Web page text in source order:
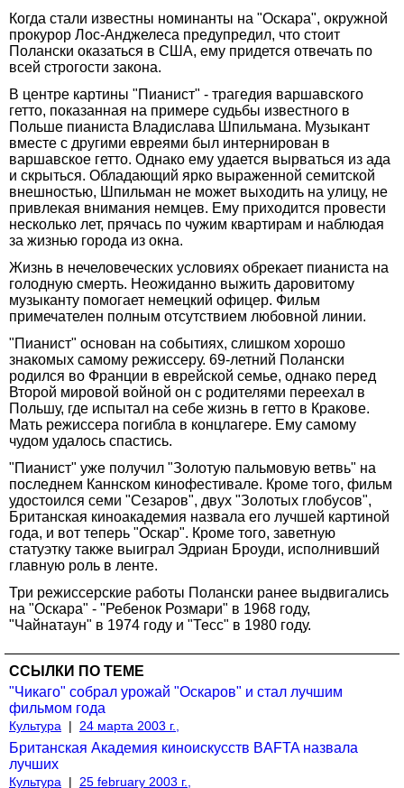
Когда стали известны номинанты на "Оскара", окружной
прокурор Лос-Анджелеса предупредил, что стоит
Полански оказаться в США, ему придется отвечать по
всей строгости закона.
В центре картины "Пианист" - трагедия варшавского
гетто, показанная на примере судьбы известного в
Польше пианиста Владислава Шпильмана. Музыкант
вместе с другими евреями был интернирован в
варшавское гетто. Однако ему удается вырваться из ада
и скрыться. Обладающий ярко выраженной семитской
внешностью, Шпильман не может выходить на улицу, не
привлекая внимания немцев. Ему приходится провести
несколько лет, прячась по чужим квартирам и наблюдая
за жизнью города из окна.
Жизнь в нечеловеческих условиях обрекает пианиста на
голодную смерть. Неожиданно выжить даровитому
музыканту помогает немецкий офицер. Фильм
примечателен полным отсутствием любовной линии.
"Пианист" основан на событиях, слишком хорошо
знакомых самому режиссеру. 69-летний Полански
родился во Франции в еврейской семье, однако перед
Второй мировой войной он с родителями переехал в
Польшу, где испытал на себе жизнь в гетто в Кракове.
Мать режиссера погибла в концлагере. Ему самому
чудом удалось спастись.
"Пианист" уже получил "Золотую пальмовую ветвь" на
последнем Каннском кинофестивале. Кроме того, фильм
удостоился семи "Сезаров", двух "Золотых глобусов",
Британская киноакадемия назвала его лучшей картиной
года, и вот теперь "Оскар". Кроме того, заветную
статуэтку также выиграл Эдриан Броуди, исполнивший
главную роль в ленте.
Три режиссерские работы Полански ранее выдвигались
на "Оскара" - "Ребенок Розмари" в 1968 году,
"Чайнатаун" в 1974 году и "Тесс" в 1980 году.
ССЫЛКИ ПО ТЕМЕ
"Чикаго" собрал урожай "Оскаров" и стал лучшим
фильмом года
Культура | 24 марта 2003 г.,
Британская Академия киноискусств BAFTA назвала
лучших
Культура | 25 february 2003 г.,